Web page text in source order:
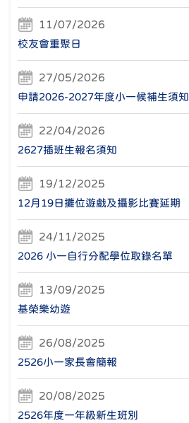
11/07/2026
校友會重聚日
27/05/2026
申請2026-2027年度小一候補生須知
22/04/2026
2627插班生報名須知
19/12/2025
12月19日攤位遊戲及攝影比賽延期
24/11/2025
2026 小一自行分配學位取錄名單
13/09/2025
基榮樂幼遊
26/08/2025
2526小一家長會簡報
20/08/2025
2526年度一年級新生班別